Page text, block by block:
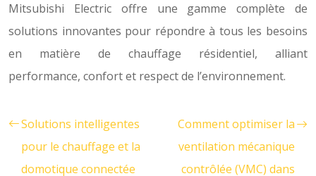
Mitsubishi Electric offre une gamme complète de
solutions innovantes pour répondre à tous les besoins
en matière de chauffage résidentiel, alliant
performance, confort et respect de l’environnement.
Solutions intelligentes
pour le chauffage et la
domotique connectée
Comment optimiser la
ventilation mécanique
contrôlée (VMC) dans